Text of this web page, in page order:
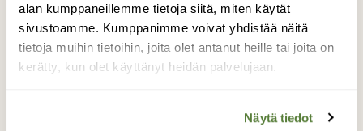
alan kumppaneillemme tietoja siitä, miten käytät
sivustoamme. Kumppanimme voivat yhdistää näitä
tietoja muihin tietoihin, joita olet antanut heille tai joita on
kerätty, kun olet käyttänyt heidän palvelujaan.
Näytä tiedot
Kirjosiepporouva
Kirjosiepot tulivat katsastamaan pihan